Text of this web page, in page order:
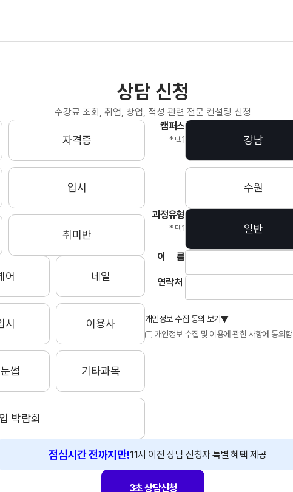
상담 신청
수강료 조회, 취업, 창업, 적성 관련 전문 컨설팅 신청
자격증
입시
취미반
어 네일
시 이용사
썹 기타과목
박람회
캠퍼스
* 택1 강남
수원
과정유형
* 택1 일반
이 름
연락처
개인정보 수집 동의 보기 ▲
개인정보 수집 및 이용에 관한 사항에 동의함
점심시간 전까지만!11시 이전 상담 신청자 특별 혜택 제공
3초 상담신청